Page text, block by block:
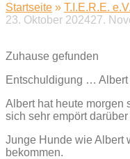
Startseite » T.I.E.R.E.
23. Oktober 202427.
Zuhause gefunden
Entschuldigung … Albert
Albert hat heute morgen
sich sehr empört
Junge Hunde wie Albert
bekommen.